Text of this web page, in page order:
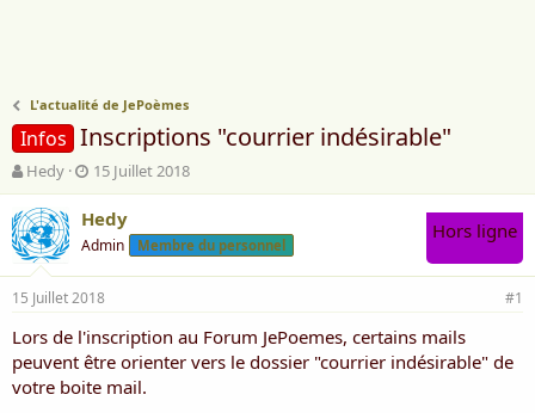
L'actualité de JePoèmes
Infos Inscriptions "courrier indésirable"
A
u
t
e
u
r
d
e
l
a
d
Hedy
D
a
t
e
d
e
d
é
b
u
t
15 Juillet 2018
Hedy
Admin Membre du personnel
Hors ligne
15 Juillet 2018 #1
Lors de l'inscription au Forum JePoemes, certains mails
peuvent être orienter vers le dossier "courrier indésirable" de
votre boite mail.